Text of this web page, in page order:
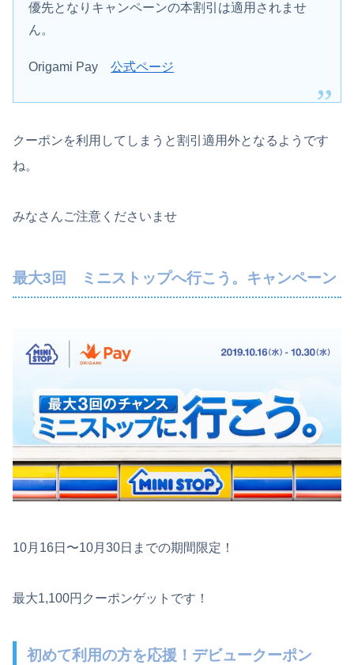
優先となりキャンペーンの本割引は適用されませ
ん。
Origami Pay公式ページ
クーポンを利用してしまうと割引適用外となるようです
ね。
みなさんご注意くださいませ
最大3回 ミニストップへ行こう。キャンペーン
10月16日〜10月30日までの期間限定！
最大1,100円クーポンゲットです！
初めて利用の方を応援！デビュークーポン